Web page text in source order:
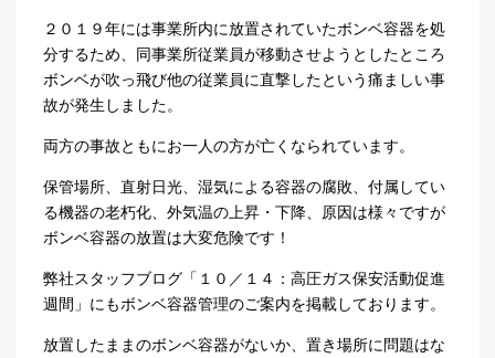
２０１９年には事業所内に放置されていたボンベ容器を処
分するため、同事業所従業員が移動させようとしたところ
ボンベが吹っ飛び他の従業員に直撃したという痛ましい事
故が発生しました。
両方の事故ともにお一人の方が亡くなられています。
保管場所、直射日光、湿気による容器の腐敗、付属してい
る機器の老朽化、外気温の上昇・下降、原因は様々ですが
ボンベ容器の放置は大変危険です！
弊社スタッフブログ「１０／１４：高圧ガス保安活動促進
週間」にもボンベ容器管理のご案内を掲載しております。
放置したままのボンベ容器がないか、置き場所に問題はな